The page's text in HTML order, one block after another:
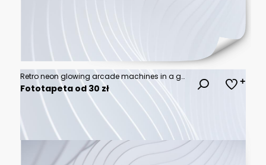
Retro neon glowing arcade machines in a games room. 3D render illustration.
Fototapeta od 30 zł